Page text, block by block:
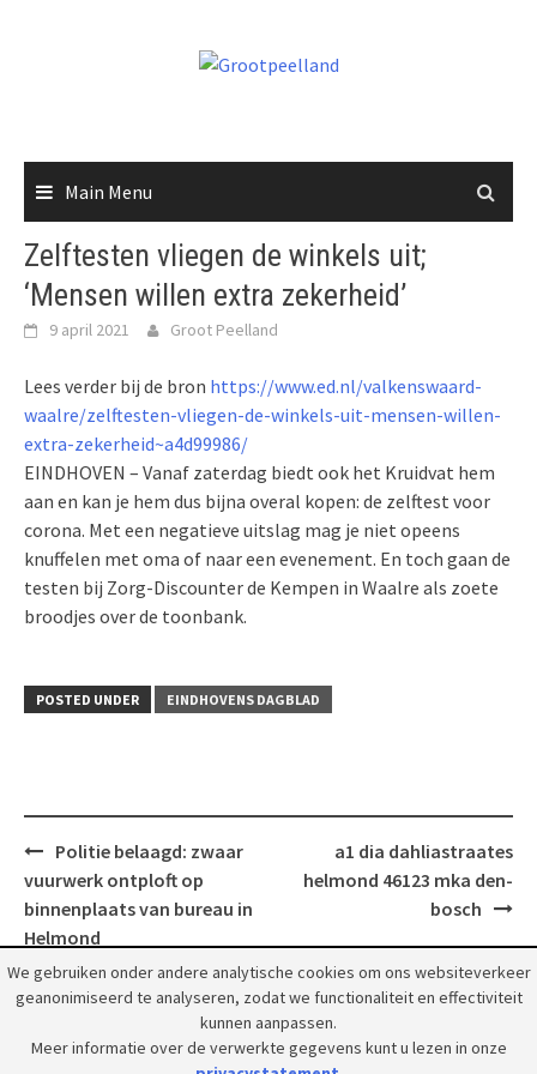
Main Menu
Zelftesten vliegen de winkels uit;
‘Mensen willen extra zekerheid’
9 april 2021 Groot Peelland
Lees verder bij de bron https://www.ed.nl/valkenswaard-
waalre/zelftesten-vliegen-de-winkels-uit-mensen-willen-
extra-zekerheid~a4d99986/
EINDHOVEN – Vanaf zaterdag biedt ook het Kruidvat hem
aan en kan je hem dus bijna overal kopen: de zelftest voor
corona. Met een negatieve uitslag mag je niet opeens
knuffelen met oma of naar een evenement. En toch gaan de
testen bij Zorg-Discounter de Kempen in Waalre als zoete
broodjes over de toonbank.
POSTED UNDER EINDHOVENS DAGBLAD
Post
navigation
Politie belaagd: zwaar
vuurwerk ontploft op
binnenplaats van bureau in
Helmond
a1 dia dahliastraates
helmond 46123 mka den-
bosch
We gebruiken onder andere analytische cookies om ons websiteverkeer
geanonimiseerd te analyseren, zodat we functionaliteit en effectiviteit
kunnen aanpassen.
Meer informatie over de verwerkte gegevens kunt u lezen in onze